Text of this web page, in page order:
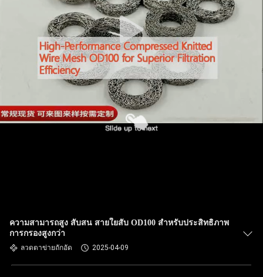
ความสามารถสูง สับสน สายใยสับ OD100 สําหรับประสิทธิภาพ
การกรองสูงกว่า
ลวดตาข่ายถักอัด 2025-04-09